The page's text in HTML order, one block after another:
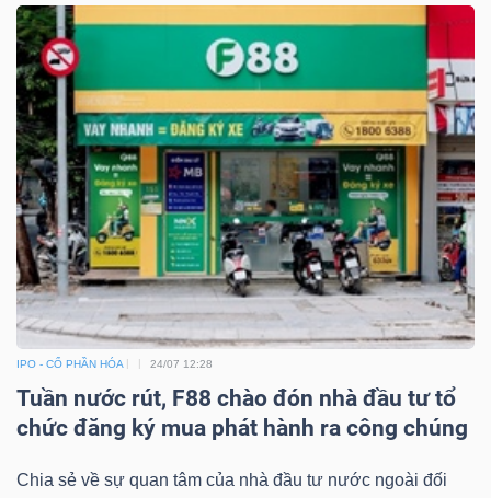
IPO - CỔ PHẦN HÓA 24/07 12:28
Tuần nước rút, F88 chào đón nhà đầu tư tổ
chức đăng ký mua phát hành ra công chúng
Chia sẻ về sự quan tâm của nhà đầu tư nước ngoài đối
tích
(-)
Thuật
ngữ
(-)
Dịch
vụ
(-)